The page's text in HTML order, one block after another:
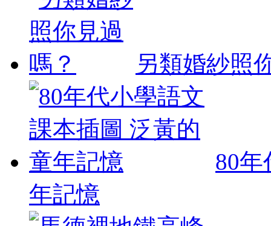
另類婚紗照
80
年記憶